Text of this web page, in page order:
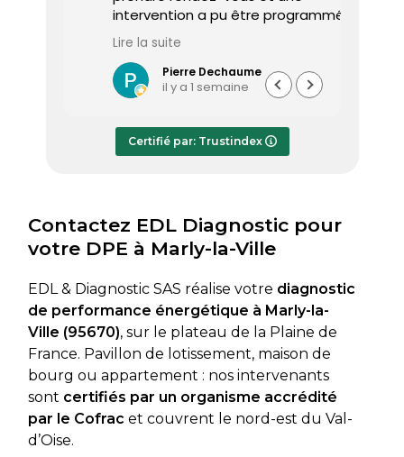
intervention a pu être programmée
dès le lundi matin.
Le diagnostiqueur est arrivé à
l’heure, a été très professionnel,
efficace et a pris le temps de
Le rapport de diagnostic m’a été
transmis dès le lundi soir, ce qui est
Lire la suite
Pierre Dechaume
il y a 1 semaine
Certifié par: Trustindex
Contactez EDL Diagnostic pour
votre DPE à Marly-la-Ville
EDL & Diagnostic SAS réalise votre diagnostic
de performance énergétique à Marly-la-
Ville (95670), sur le plateau de la Plaine de
France. Pavillon de lotissement, maison de
bourg ou appartement : nos intervenants
sont certifiés par un organisme accrédité
par le Cofrac et couvrent le nord-est du Val-
d’Oise.